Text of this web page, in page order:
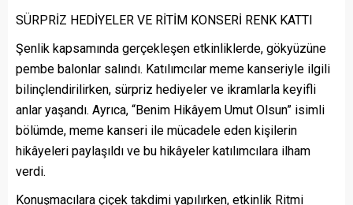
SÜRPRİZ HEDİYELER VE RİTİM KONSERİ RENK KATTI
Şenlik kapsamında gerçekleşen etkinliklerde, gökyüzüne
pembe balonlar salındı. Katılımcılar meme kanseriyle ilgili
bilinçlendirilirken, sürpriz hediyeler ve ikramlarla keyifli
anlar yaşandı. Ayrıca, “Benim Hikâyem Umut Olsun” isimli
bölümde, meme kanseri ile mücadele eden kişilerin
hikâyeleri paylaşıldı ve bu hikâyeler katılımcılara ilham
verdi.
Konuşmacılara çiçek takdimi yapılırken, etkinlik Ritmi